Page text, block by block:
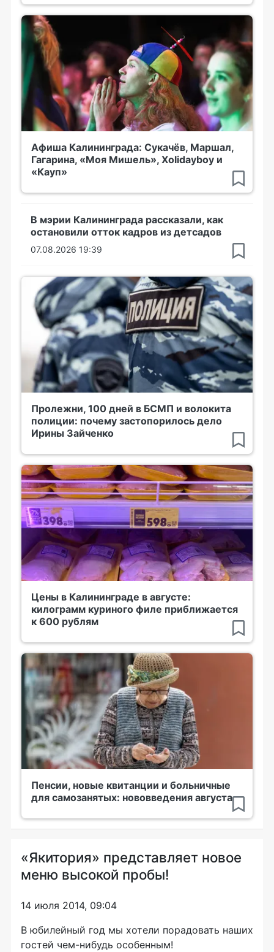
Афиша Калининграда: Сукачёв, Маршал,
Гагарина, «Моя Мишель», Xolidayboy и
«Кауп»
В мэрии Калининграда рассказали, как
остановили отток кадров из детсадов
07.08.2026 19:39
Пролежни, 100 дней в БСМП и волокита
полиции: почему застопорилось дело
Ирины Зайченко
Цены в Калининграде в августе:
килограмм куриного филе приближается
к 600 рублям
Пенсии, новые квитанции и больничные
для самозанятых: нововведения августа
«Якитория» представляет новое
меню высокой пробы!
14 июля 2014, 09:04
В юбилейный год мы хотели порадовать наших
гостей чем-нибудь особенным!